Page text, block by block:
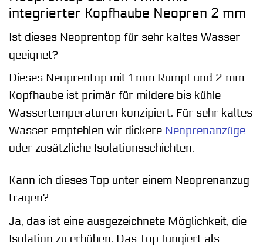
integrierter Kopfhaube Neopren 2 mm
Ist dieses Neoprentop für sehr kaltes Wasser
geeignet?
Dieses Neoprentop mit 1 mm Rumpf und 2 mm
Kopfhaube ist primär für mildere bis kühle
Wassertemperaturen konzipiert. Für sehr kaltes
Wasser empfehlen wir dickere Neoprenanzüge
oder zusätzliche Isolationsschichten.
Kann ich dieses Top unter einem Neoprenanzug
tragen?
Ja, das ist eine ausgezeichnete Möglichkeit, die
Isolation zu erhöhen. Das Top fungiert als